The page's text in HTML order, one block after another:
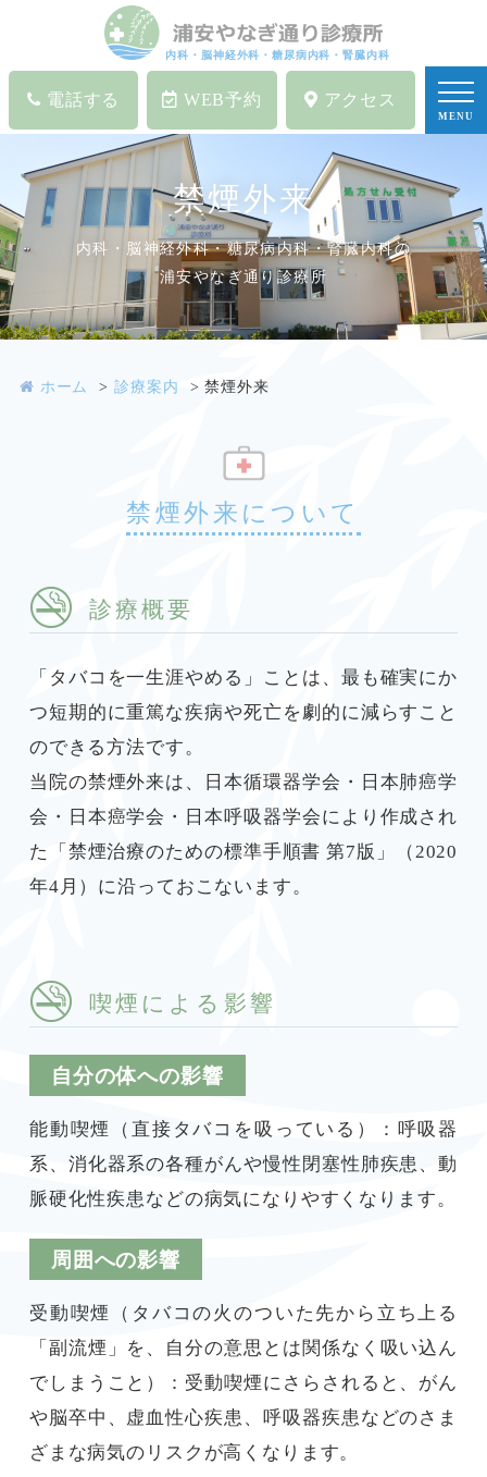
内科・脳神経外科・糖尿病内科・腎臓内科
電話する WEB予約 アクセス
MENU
禁煙外来
内科・脳神経外科・糖尿病内科・腎臓内科の
浦安やなぎ通り診療所
ホーム 診療案内 禁煙外来
禁煙外来について
診療概要
「タバコを一生涯やめる」ことは、最も確実にか
つ短期的に重篤な疾病や死亡を劇的に減らすこと
のできる方法です。
当院の禁煙外来は、日本循環器学会・日本肺癌学
会・日本癌学会・日本呼吸器学会により作成され
た「禁煙治療のための標準手順書 第7版」（2020
年4月）に沿っておこないます。
喫煙による影響
自分の体への影響
能動喫煙（直接タバコを吸っている）：呼吸器
系、消化器系の各種がんや慢性閉塞性肺疾患、動
脈硬化性疾患などの病気になりやすくなります。
周囲への影響
受動喫煙（タバコの火のついた先から立ち上る
「副流煙」を、自分の意思とは関係なく吸い込ん
でしまうこと）：受動喫煙にさらされると、がん
や脳卒中、虚血性心疾患、呼吸器疾患などのさま
ざまな病気のリスクが高くなります。